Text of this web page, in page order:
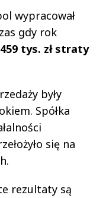
wypracował
gdy rok
459 tys. zł straty
były
Spółka
się na
rezultaty są